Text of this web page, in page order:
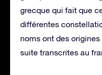
grecque qui fait que
différentes
noms ont des
suite transcrites au